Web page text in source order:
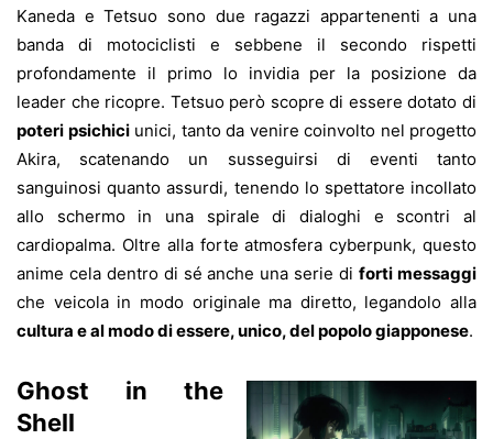
Kaneda e Tetsuo sono due ragazzi appartenenti a una
banda di motociclisti e sebbene il secondo rispetti
profondamente il primo lo invidia per la posizione da
leader che ricopre. Tetsuo però scopre di essere dotato di
poteri psichiciunici, tanto da venire coinvolto nel progetto
Akira, scatenando un susseguirsi di eventi tanto
sanguinosi quanto assurdi, tenendo lo spettatore incollato
allo schermo in una spirale di dialoghi e scontri al
cardiopalma. Oltre alla forte atmosfera cyberpunk, questo
anime cela dentro di sé anche una serie diforti messaggi
che veicola in modo originale ma diretto, legandolo alla
cultura e al modo di essere, unico, del popolo giapponese.
Ghost in the
Shell